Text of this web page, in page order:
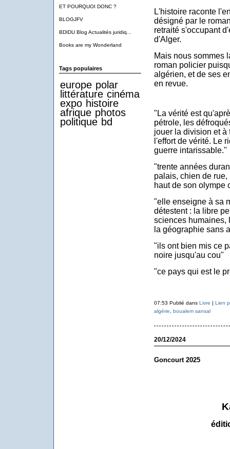
ET POURQUOI DONC ?
BLOGJFV
BDIDU Blog Actualités juridiq...
Books are my Wonderland
Tags populaires
europe polar
littérature cinéma
expo histoire
afrique photos
politique bd
L'histoire raconte
désigné par le
retraité s'occupant
d'Alger.
Mais nous sommes
roman policier
algérien, et de ses
en revue.
"La vérité est
pétrole, les
jouer la division et à
l'effort de vérité. Le
guerre intarissable."
"trente années
palais, chien de
haut de son olympe
"elle enseigne à sa
détestent : la libre
sciences humaines,
la géographie sans
"ils ont bien mis ce
noire jusqu'au cou"
"ce pays qui est le
07:53 Publié dans Livre | Lien
algérie
boualem sansal
20/12/2024
Goncourt 2025